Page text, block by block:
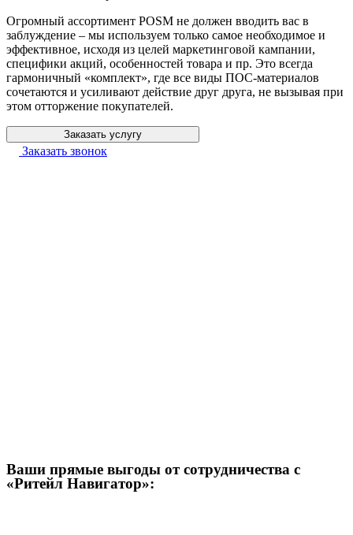
Огромный ассортимент POSM не должен вводить вас в
заблуждение – мы используем только самое необходимое и
эффективное, исходя из целей маркетинговой кампании,
специфики акций, особенностей товара и пр. Это всегда
гармоничный «комплект», где все виды ПОС-материалов
сочетаются и усиливают действие друг друга, не вызывая при
этом отторжение покупателей.
Заказать услугу
Заказать звонок
Ваши прямые выгоды от сотрудничества с
«Ритейл Навигатор»: